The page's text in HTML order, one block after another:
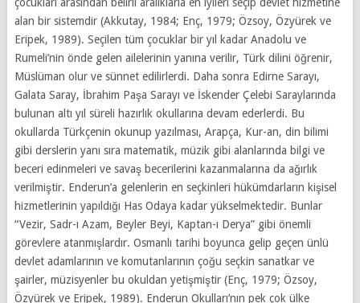
alan bir sistemdir (Akkutay, 1984; Enç, 1979; Özsoy, Özyürek ve
Eripek, 1989). Seçilen tüm çocuklar bir yıl kadar Anadolu ve
Rumeli’nin önde gelen ailelerinin yanına verilir, Türk dilini öğrenir,
Müslüman olur ve sünnet edilirlerdi. Daha sonra Edirne Sarayı,
Galata Saray, İbrahim Paşa Sarayı ve İskender Çelebi Saraylarında
bulunan altı yıl süreli hazırlık okullarına devam ederlerdi. Bu
okullarda Türkçenin okunup yazılması, Arapça, Kur-an, din bilimi
gibi derslerin yanı sıra matematik, müzik gibi alanlarında bilgi ve
beceri edinmeleri ve savaş becerilerini kazanmalarına da ağırlık
verilmiştir. Enderun’a gelenlerin en seçkinleri hükümdarların kişisel
hizmetlerinin yapıldığı Has Odaya kadar yükselmektedir. Bunlar
“Vezir, Sadr-ı Azam, Beyler Beyi, Kaptan-ı Derya” gibi önemli
görevlere atanmışlardır. Osmanlı tarihi boyunca gelip geçen ünlü
devlet adamlarının ve komutanlarının çoğu seçkin sanatkar ve
şairler, müzisyenler bu okuldan yetişmiştir (Enç, 1979; Özsoy,
Özyürek ve Eripek, 1989). Enderun Okulları’nın pek çok ülke